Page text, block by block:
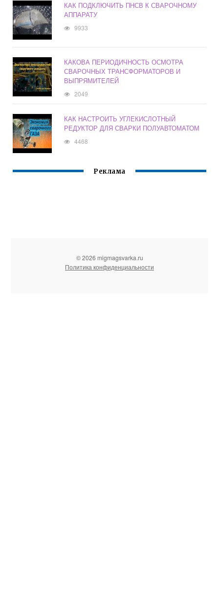
КАК ПОДКЛЮЧИТЬ ПНСВ К СВАРОЧНОМУ
АППАРАТУ
9933
КАКОВА ПЕРИОДИЧНОСТЬ ОСМОТРА
СВАРОЧНЫХ ТРАНСФОРМАТОРОВ И
ВЫПРЯМИТЕЛЕЙ
2049
КАК НАСТРОИТЬ УГЛЕКИСЛОТНЫЙ
РЕДУКТОР ДЛЯ СВАРКИ ПОЛУАВТОМАТОМ
4468
Реклама
© 2026 migmagsvarka.ru
Политика конфиденциальности